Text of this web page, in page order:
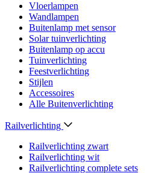
Vloerlampen
Wandlampen
Buitenlamp met sensor
Solar tuinverlichting
Buitenlamp op accu
Tuinverlichting
Feestverlichting
Stijlen
Accessoires
Alle Buitenverlichting
Railverlichting
Railverlichting zwart
Railverlichting wit
Railverlichting complete sets